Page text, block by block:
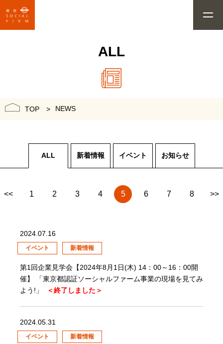
ALL
TOP NEWS
ALL 新着情報 イベント お知らせ
<< 1 2 3 4 5 6 7 8 >>
2024.07.16
イベント 新着情報
第1回企業見学会【2024年8月1日(木) 14：00～16：00開
催】 「東京都認証ソーシャルファーム事業の現場を見てみ
よう!」
＜終了しました＞
2024.05.31
イベント 新着情報